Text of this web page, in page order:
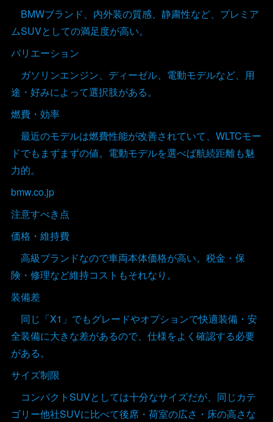
BMWブランド、内外装の質感、静粛性など、プレミア
ムSUVとしての満足度が高い。
バリエーション
ガソリンエンジン、ディーゼル、電動モデルなど、用
途・好みによって選択肢がある。
燃費・効率
最近のモデルは燃費性能が改善されていて、WLTCモー
ドでもまずまずの値。電動モデルを選べば航続距離も魅
力的。
bmw.co.jp
注意すべき点
価格・維持費
高級ブランドなので車両本体価格が高い。税金・保
険・修理など維持コストもそれなり。
装備差
同じ「X1」でもグレードやオプションで快適装備・安
全装備に大きな差があるので、仕様をよく確認する必要
がある。
サイズ制限
コンパクトSUVとしては十分なサイズだが、同じカテ
ゴリー他社SUVに比べて後席・荷室の広さ・床の高さな